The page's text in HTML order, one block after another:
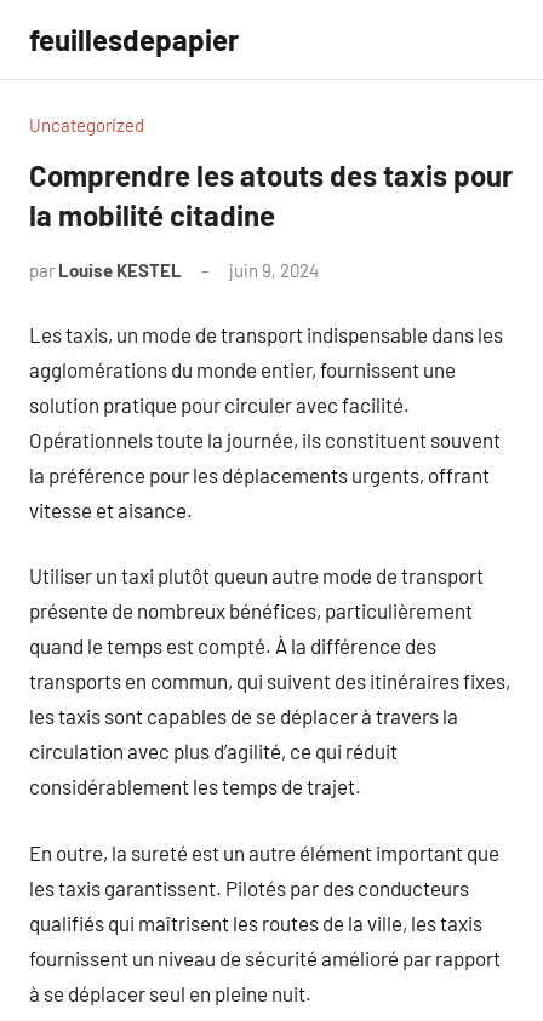
contenu
feuillesdepapier
Uncategorized
Comprendre les atouts des taxis pour
la mobilité citadine
par Louise KESTEL juin 9, 2024
Les taxis, un mode de transport indispensable dans les
agglomérations du monde entier, fournissent une
solution pratique pour circuler avec facilité.
Opérationnels toute la journée, ils constituent souvent
la préférence pour les déplacements urgents, offrant
vitesse et aisance.
Utiliser un taxi plutôt queun autre mode de transport
présente de nombreux bénéfices, particulièrement
quand le temps est compté. À la différence des
transports en commun, qui suivent des itinéraires fixes,
les taxis sont capables de se déplacer à travers la
circulation avec plus d’agilité, ce qui réduit
considérablement les temps de trajet.
En outre, la sureté est un autre élément important que
les taxis garantissent. Pilotés par des conducteurs
qualifiés qui maîtrisent les routes de la ville, les taxis
fournissent un niveau de sécurité amélioré par rapport
à se déplacer seul en pleine nuit.